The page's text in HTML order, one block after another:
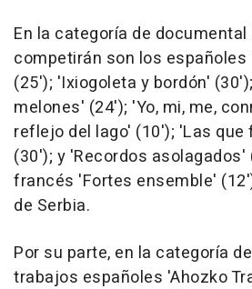
En la categoría de
competirán son los españoles
(25'); 'Ixiogoleta y bordón'
melones' (24'); 'Yo, mi, me,
reflejo del lago' (10'); 'Las que
(30'); y 'Recordos
francés 'Fortes ensemble'
de Serbia.
Por su parte, en la categoría
trabajos españoles 'Ahozko